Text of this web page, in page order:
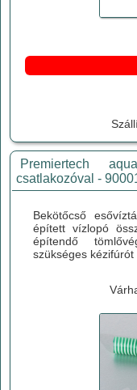
Premiertech
csatlakozóval -
Bekötőcső
épített vízlopó
építendő
szükséges